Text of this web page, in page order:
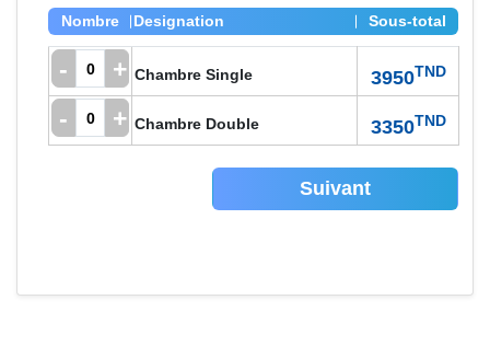
Nombre Designation Sous-total
- + Chambre Single 3950TND
- + Chambre Double 3350TND
Suivant